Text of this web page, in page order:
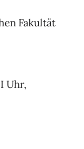
Fakultät
Uhr,